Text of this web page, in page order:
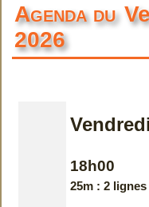
Agenda du
2026
18h00
25m : 2